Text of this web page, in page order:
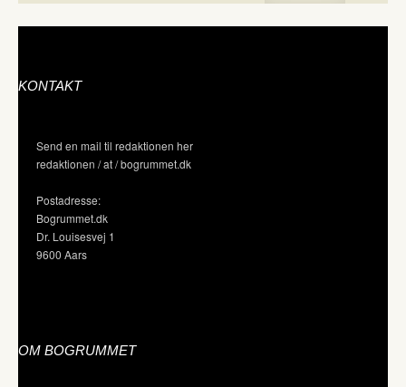
KONTAKT
Send en mail til redaktionen her
redaktionen / at / bogrummet.dk
Postadresse:
Bogrummet.dk
Dr. Louisesvej 1
9600 Aars
OM BOGRUMMET